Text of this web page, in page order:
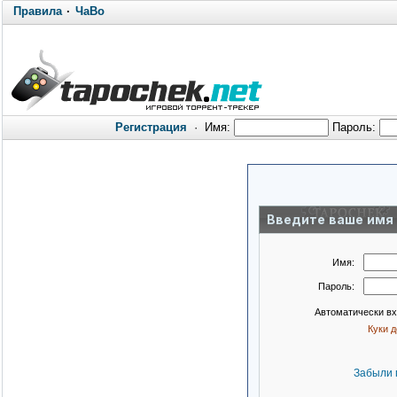
Правила· ЧаВо
Регистрация · Имя: Пароль:
Введите ваше имя
Имя:
Пароль:
Автоматически
Куки
Забыли